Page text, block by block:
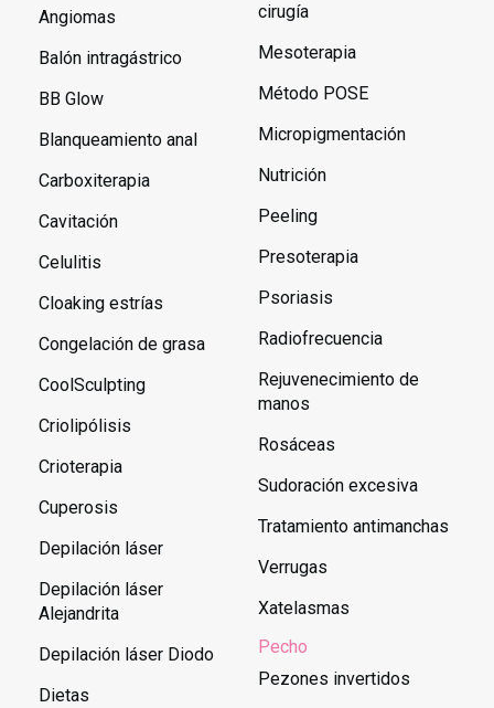
Angiomas
Balón intragástrico
BB Glow
Blanqueamiento anal
Carboxiterapia
Cavitación
Celulitis
Cloaking estrías
Congelación de grasa
CoolSculpting
Criolipólisis
Crioterapia
Cuperosis
Depilación láser
Depilación láser
Alejandrita
Depilación láser Diodo
Dietas
cirugía
Mesoterapia
Método POSE
Micropigmentación
Nutrición
Peeling
Presoterapia
Psoriasis
Radiofrecuencia
Rejuvenecimiento de
manos
Rosáceas
Sudoración excesiva
Tratamiento antimanchas
Verrugas
Xatelasmas
Pecho
Pezones invertidos